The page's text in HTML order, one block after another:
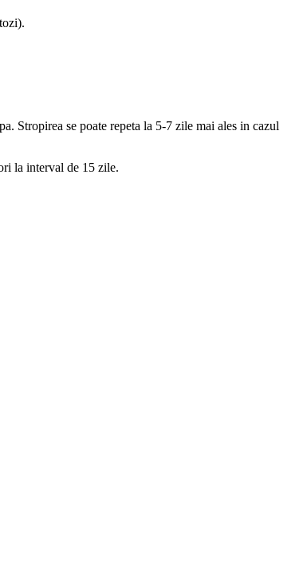
Stropirea se poate repeta la 5-7 zile mai ales in cazul
la interval de 15 zile.